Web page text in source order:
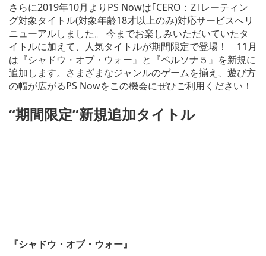
さらに2019年10月よりPS Nowは｢CERO：Z｣レーティン
グ対象タイトル(対象年齢18才以上のみ)対応サービスへリ
ニューアルしました。 今までお楽しみいただいていたタ
イトルに加えて、人気タイトルが期間限定で登場！ 11月
は『シャドウ・オブ・ウォー』と『ペルソナ５』を新規に
追加します。さまざまなジャンルのゲームを揃え、遊び方
の幅が広がるPS Nowをこの機会にぜひご利用ください！
“期間限定”新規追加タイトル
『シャドウ・オブ・ウォー』